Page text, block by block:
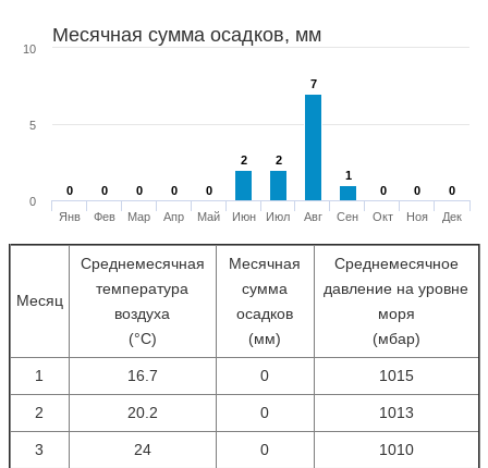
Месячная сумма осадков, мм
0
0 0
0 0
0 0
0 0
0
2
2 2
2
7
7
1
1
0
0 0
0 0
0
Янв
Фев Мар Апр Май Июн Июл Авг Сен Окт Ноя Дек
0
5
10
Месяц
Среднемесячная
температура
воздуха
(°С)
Месячная
сумма
осадков
(мм)
Среднемесячное
давление на уровне
моря
(мбар)
1 16.7 0 1015
2 20.2 0 1013
3 24 0 1010